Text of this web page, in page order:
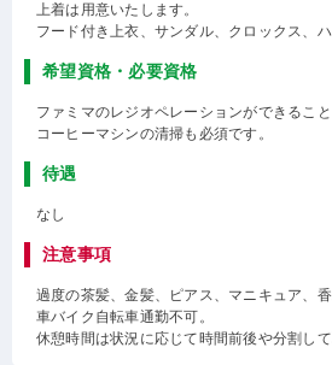
上着は用意いたします。
フード付き上衣、サンダル、クロックス、
希望資格・必要資格
ファミマのレジオペレーションができるこ
コーヒーマシンの清掃も必須です。
待遇
なし
注意事項
過度の茶髪、金髪、ピアス、マニキュア、香
車バイク自転車通勤不可。
休憩時間は状況に応じて時間前後や分割し